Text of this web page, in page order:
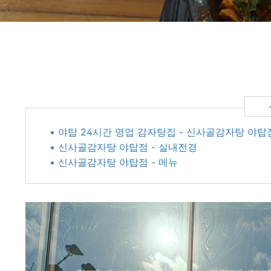
• 야탑 24시간 영업 감자탕집 - 신사골감자탕 야탑
• 신사골감자탕 야탑점 - 실내전경
• 신사골감자탕 야탑점 - 메뉴